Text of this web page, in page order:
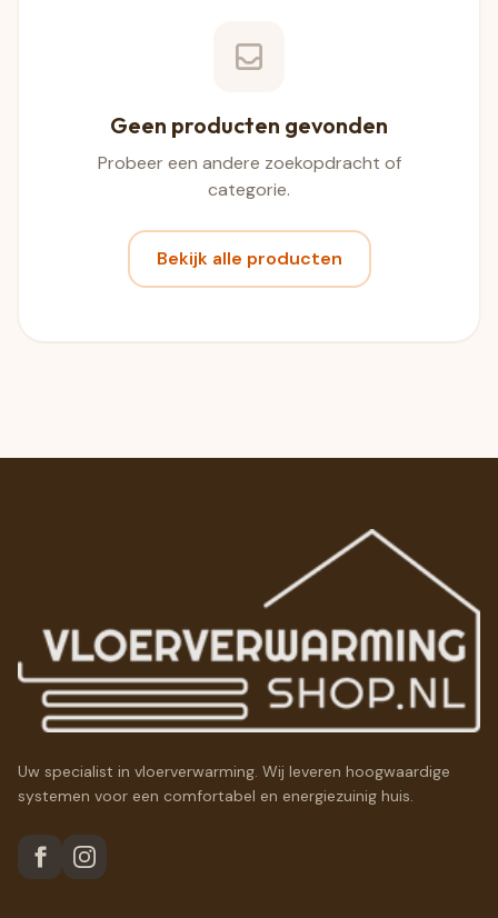
Geen producten gevonden
Probeer een andere zoekopdracht of
categorie.
Bekijk alle producten
Uw specialist in vloerverwarming. Wij leveren hoogwaardige
systemen voor een comfortabel en energiezuinig huis.